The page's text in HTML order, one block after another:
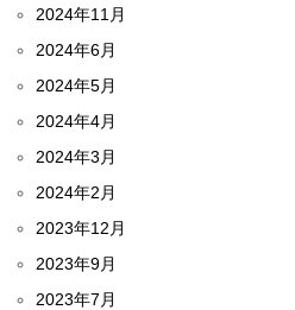
2024年11月
2024年6月
2024年5月
2024年4月
2024年3月
2024年2月
2023年12月
2023年9月
2023年7月